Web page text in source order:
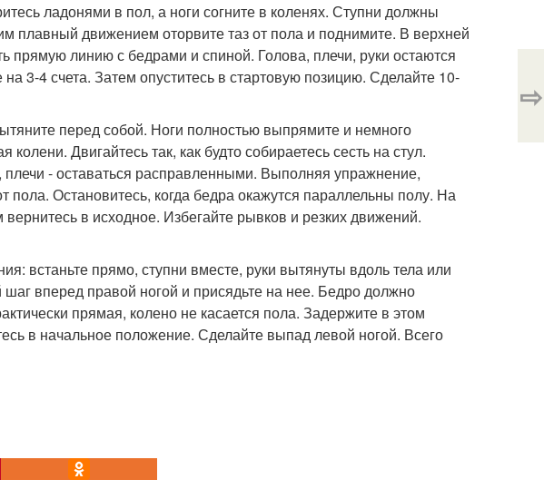
ладонями в пол, а ноги согните в коленях. Ступни должны
плавный движением оторвите таз от пола и поднимите. В верхней
прямую линию с бедрами и спиной. Голова, плечи, руки остаются
3-4 счета. Затем опуститесь в стартовую позицию. Сделайте 10-
перед собой. Ноги полностью выпрямите и немного
колени. Двигайтесь так, как будто собираетесь сесть на стул.
- оставаться расправленными. Выполняя упражнение,
пола. Остановитесь, когда бедра окажутся параллельны полу. На
в исходное. Избегайте рывков и резких движений.
встаньте прямо, ступни вместе, руки вытянуты вдоль тела или
вперед правой ногой и присядьте на нее. Бедро должно
прямая, колено не касается пола. Задержите в этом
в начальное положение. Сделайте выпад левой ногой. Всего
⇨